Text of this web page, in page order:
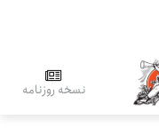
نسخه روزنامه